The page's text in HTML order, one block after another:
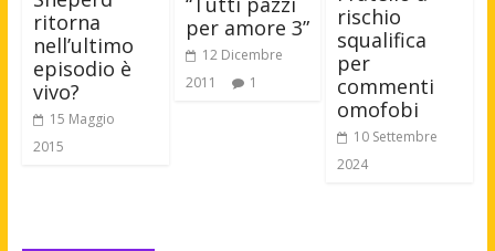
ritorna
nell’ultimo
episodio è
vivo?
15 Maggio
2015
per amore 3”
12 Dicembre
2011
1
rischio
squalifica
per
commenti
omofobi
10 Settembre
2024